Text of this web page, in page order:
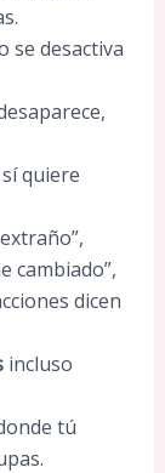
se desactiva
quiere
cambiado”,
dicen
incluso
tú